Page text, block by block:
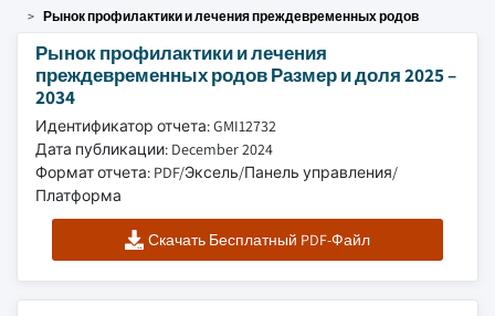
Рынок профилактики и лечения преждевременных родов
Рынок профилактики и лечения
преждевременных родов Размер и доля 2025 –
2034
Идентификатор отчета: GMI12732
Дата публикации: December 2024
Формат отчета: PDF/Эксель/Панель управления/
Платформа
Скачать Бесплатный PDF-Файл